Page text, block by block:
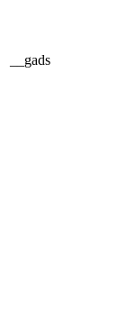
__gads